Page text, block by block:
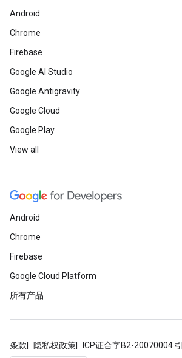
Android
Chrome
Firebase
Google AI Studio
Google Antigravity
Google Cloud
Google Play
View all
Android
Chrome
Firebase
Google Cloud Platform
所有产品
条款 隐私权政策 ICP证合字B2-20070004号